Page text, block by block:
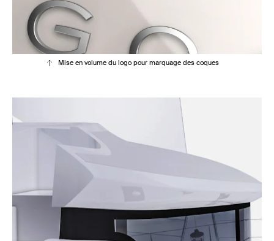
Mise en volume du logo pour marquage des coques